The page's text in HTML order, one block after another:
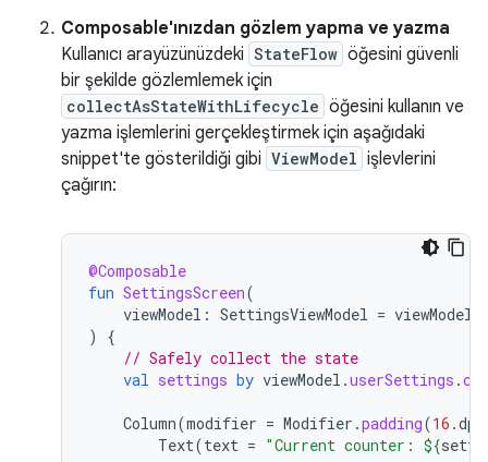
Composable'ınızdan gözlem yapma ve yazma
Kullanıcı arayüzünüzdeki StateFlow öğesini güvenli
bir şekilde gözlemlemek için
collectAsStateWithLifecycle öğesini kullanın ve
yazma işlemlerini gerçekleştirmek için aşağıdaki
snippet'te gösterildiği gibi ViewModel işlevlerini
çağırın:
@Composable
fun SettingsScreen(
viewModel : SettingsViewModel = viewModel
)
{
// Safely collect the state
val settings by viewModel .userSettings .
Column(modifier = Modifier .padding(16.dp
Text(text = "Current counter: ${